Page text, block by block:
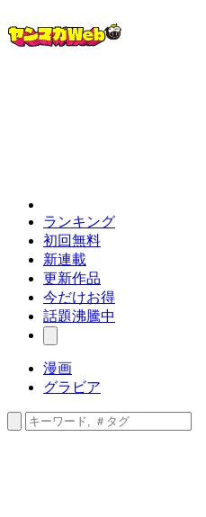
ランキング
初回無料
新連載
更新作品
今だけお得
話題沸騰中
漫画
グラビア